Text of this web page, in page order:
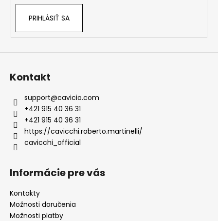
PRIHLÁSIŤ SA
Kontakt
support@cavicio.com
+421 915 40 36 31
+421 915 40 36 31
https://cavicchi.roberto.martinelli/
cavicchi_official
Informácie pre vás
Kontakty
Možnosti doručenia
Možnosti platby